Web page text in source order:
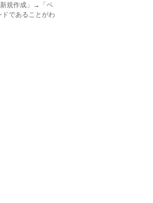
規作成」→「ペ
であることがわ